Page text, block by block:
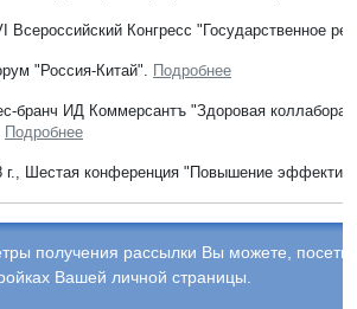
Всероссийский Конгресс "Государственное
"Россия-Китай". Подробнее
бранч ИД Коммерсантъ "Здоровая
Подробнее
Шестая конференция "Повышение
получения рассылки Вы можете,
Вашей личной страницы.